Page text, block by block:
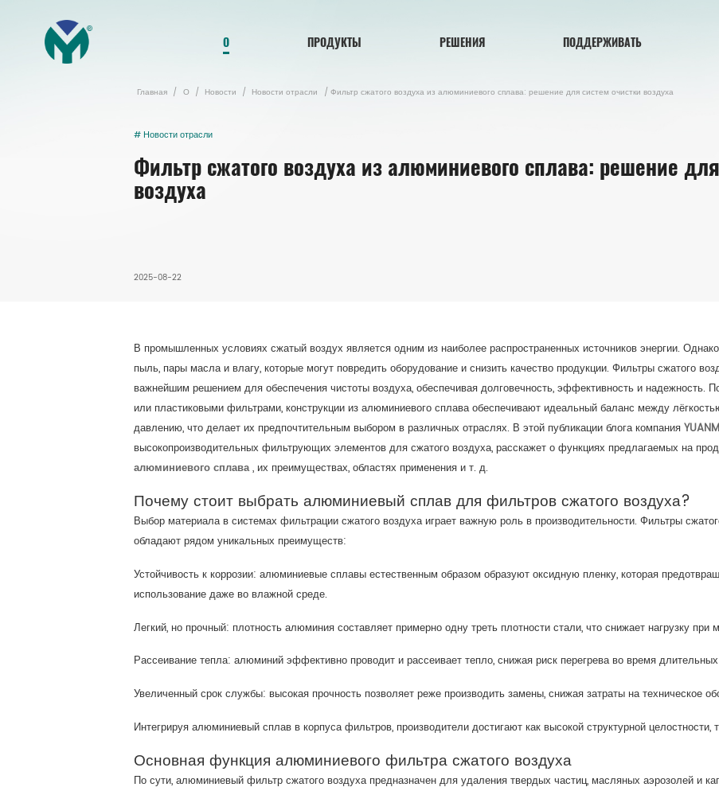
О ПРОДУКТЫ РЕШЕНИЯ ПОДДЕРЖИВАТЬ
Главная / О / Новости / Новости отрасли / Фильтр сжатого воздуха из алюминиевого сплава: решение для систем очистки воздуха
# Новости отрасли
Фильтр сжатого воздуха из алюминиевого сплава: решение
воздуха
2025-08-22
В промышленных условиях сжатый воздух является одним из наиболее распространенных источников энергии.
пыль, пары масла и влагу, которые могут повредить оборудование и снизить качество продукции. Фильтры сжатого
важнейшим решением для обеспечения чистоты воздуха, обеспечивая долговечность, эффективность и надежность.
или пластиковыми фильтрами, конструкции из алюминиевого сплава обеспечивают идеальный баланс между
давлению, что делает их предпочтительным выбором в различных отраслях. В этой публикации блога компания
высокопроизводительных фильтрующих элементов для сжатого воздуха, расскажет о функциях предлагаемых на
алюминиевого сплава, их преимуществах, областях применения и т. д.
Почему стоит выбрать алюминиевый сплав для фильтров сжатого воздуха?
Выбор материала в системах фильтрации сжатого воздуха играет важную роль в производительности. Фильтры
обладают рядом уникальных преимуществ:
Устойчивость к коррозии: алюминиевые сплавы естественным образом образуют оксидную пленку, которая
использование даже во влажной среде.
Легкий, но прочный: плотность алюминия составляет примерно одну треть плотности стали, что снижает нагрузку
Рассеивание тепла: алюминий эффективно проводит и рассеивает тепло, снижая риск перегрева во время
Увеличенный срок службы: высокая прочность позволяет реже производить замены, снижая затраты на техническое
Интегрируя алюминиевый сплав в корпуса фильтров, производители достигают как высокой структурной целостности,
Основная функция алюминиевого фильтра сжатого воздуха
По сути, алюминиевый фильтр сжатого воздуха предназначен для удаления твердых частиц, масляных аэрозолей и